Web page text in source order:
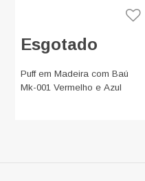
Esgotado
Puff em Madeira com Baú
Mk-001 Vermelho e Azul